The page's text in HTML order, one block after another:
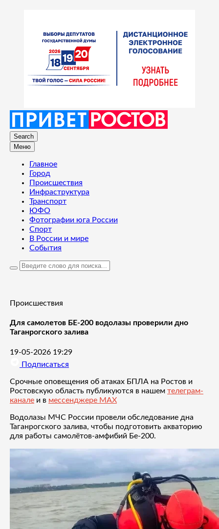
Search
Меню
Главное
Город
Происшествия
Инфраструктура
Транспорт
ЮФО
Фотографии юга России
Спорт
В России и мире
События
Происшествия
Для самолетов БЕ-200 водолазы проверили дно
Таганрогского залива
19-05-2026 19:29
Подписаться
Срочные оповещения об атаках БПЛА на Ростов и
Ростовскую область публикуются в нашем телеграм-
канале и в мессенджере MAX
Водолазы МЧС России провели обследование дна
Таганрогского залива, чтобы подготовить акваторию
для работы самолётов-амфибий Бе-200.